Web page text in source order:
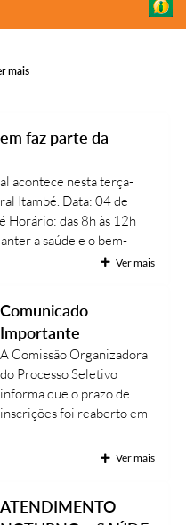
Augusto Borges
mais
faz parte da
acontece nesta terça-
Itambé. Data: 04 de
Horário: das 8h às 12h
a saúde e o bem-
de amor, proteção eVer mais
Comunicado
Importante
A Comissão Organizadora
do Processo Seletivo
informa que o prazo de
inscrições foi reaberto em
apresentada no sistema.
03 de agosto • Até às 20h
Ver mais
ATENDIMENTO